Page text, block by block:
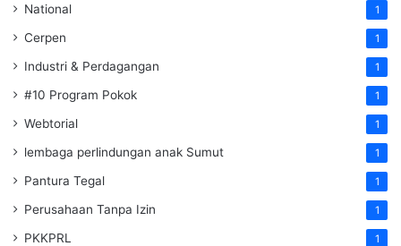
National 1
Cerpen 1
Industri & Perdagangan 1
#10 Program Pokok 1
Webtorial 1
lembaga perlindungan anak Sumut 1
Pantura Tegal 1
Perusahaan Tanpa Izin 1
PKKPRL 1